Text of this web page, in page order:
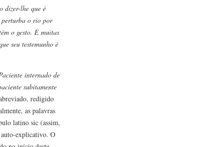
dizer-lhe que é
perturba o rio por
o gesto. E muitas
seu testemunho é
internado de
subitamente
redigido
as palavras
latino sic (assim,
auto-explicativo. O